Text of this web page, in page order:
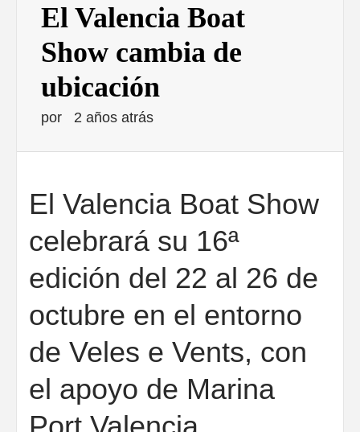
El Valencia Boat
Show cambia de
ubicación
por 2 años atrás
El Valencia Boat Show
celebrará su 16ª
edición del 22 al 26 de
octubre en el entorno
de Veles e Vents, con
el apoyo de Marina